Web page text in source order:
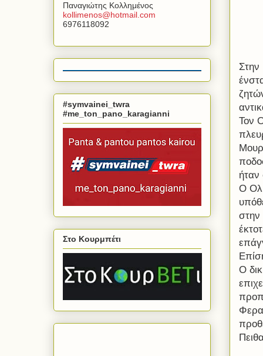
Τον
Ο
στην
Ο
Παναγιώτης Κολλημένος
kollimenos@hotmail com
6976118092
#symvainei_twra
#me_ton_pano_karagianni
Στο Κουρμπέτι